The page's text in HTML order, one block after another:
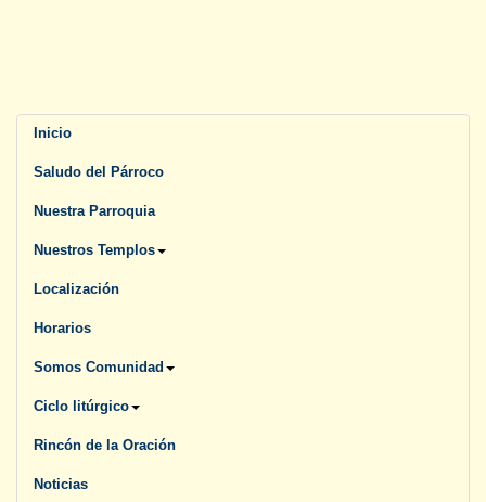
Inicio
Saludo del Párroco
Nuestra Parroquia
Nuestros Templos
Localización
Horarios
Somos Comunidad
Ciclo litúrgico
Rincón de la Oración
Noticias